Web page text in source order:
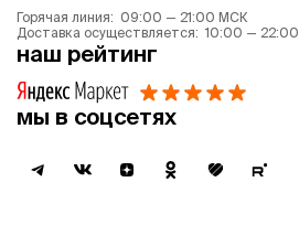
Горячая линия: 09:00 — 21:00 МСК
Доставка осуществляется: 10:00 — 22:00
наш рейтинг
мы в соцсетях